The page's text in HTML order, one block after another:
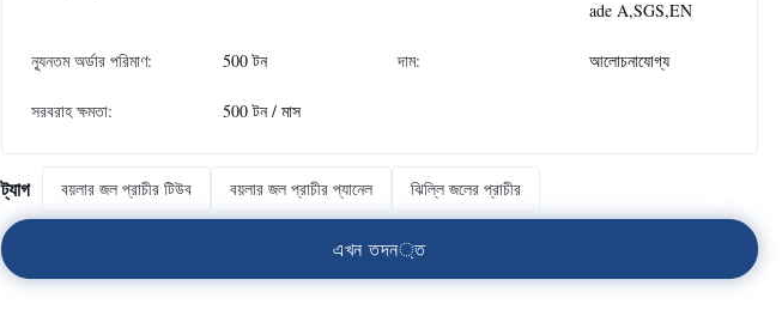
ade A,SGS,EN
ন্যূনতম অর্ডার পরিমাণ: 500 টন দাম: আলোচনাযোগ্য
সরবরাহ ক্ষমতা: 500 টন / মাস
ট্যাগ বয়লার জল প্রাচীর টিউব বয়লার জল প্রাচীর প্যানেল ঝিল্লি জলের প্রাচীর
এখন তদন্ত